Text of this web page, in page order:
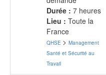
Durée : 7 heures
Lieu : Toute la
France
QHSE > Management
Santé et Sécurité au
Travail